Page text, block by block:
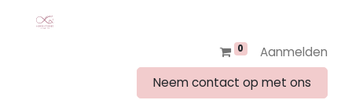
0
Aanmelden
Neem contact op met ons